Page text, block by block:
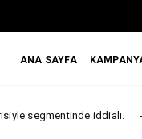
ANA SAYFA
iddialı. Jaecoo